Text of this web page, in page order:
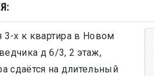
3-х к квартира в Новом
д 6/3, 2 этаж,
сдаётся на длительный